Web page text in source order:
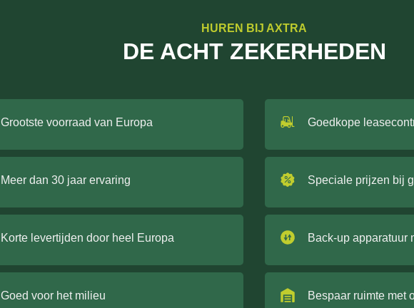
HUREN BIJ AXTRA
DE ACHT ZEKERHEDEN
Grootste voorraad van Europa
Meer dan 30 jaar ervaring
Korte levertijden door heel Europa
Goed voor het milieu
Goedkope
Speciale prijzen bij
Back-up apparatuur
Bespaar ruimte met